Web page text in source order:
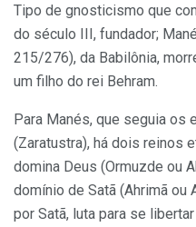
Tipo de gnosticismo que
do século III, fundador;
215/276), da Babilônia,
um filho do rei Behram.
Para Manés, que seguia os
(Zaratustra), há dois reinos
domina Deus (Ormuzde ou
domínio de Satã (Ahrimã ou
por Satã, luta para se